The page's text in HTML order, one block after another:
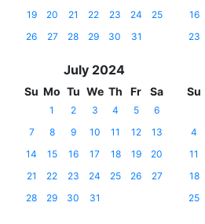
19
20 21 22 23 24
25
26
27 28 29 30 31
16
23
July 2024
Su Mo Tu We Th Fr Sa
1 2 3 4 5
6
7
8 9 10 11 12
13
14
15 16 17 18 19
20
21
22 23 24 25 26
27
28
29 30 31
Su
4
11
18
25